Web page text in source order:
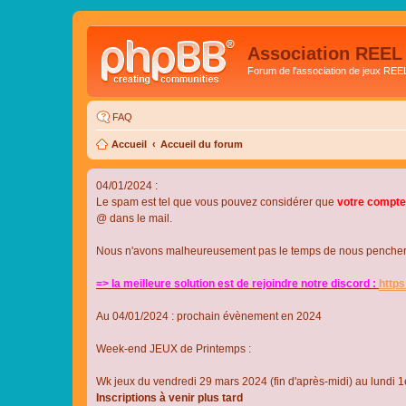
Association REEL
Forum de l'association de jeux REEL
FAQ
Accueil Accueil du forum
04/01/2024 :
Le spam est tel que vous pouvez considérer que votre
@ dans le mail.
Nous n'avons malheureusement pas le temps de nous
=> la meilleure solution est de rejoindre notre discord :
Au 04/01/2024 : prochain évènement en 2024
Week-end JEUX de Printemps :
Wk jeux du vendredi 29 mars 2024 (fin d'après-midi) au lundi
Inscriptions à venir plus tard